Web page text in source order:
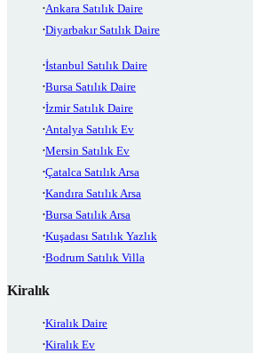
Ankara Satılık Daire
Diyarbakır Satılık Daire
İstanbul Satılık Daire
Bursa Satılık Daire
İzmir Satılık Daire
Antalya Satılık Ev
Mersin Satılık Ev
Çatalca Satılık Arsa
Kandıra Satılık Arsa
Bursa Satılık Arsa
Kuşadası Satılık Yazlık
Bodrum Satılık Villa
Kiralık
Kiralık Daire
Kiralık Ev